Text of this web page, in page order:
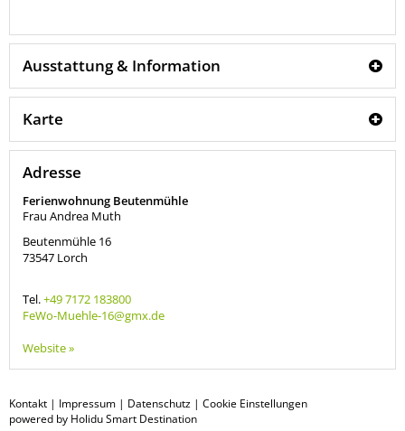
Ausstattung & Information
Karte
Adresse
Ferienwohnung Beutenmühle
Frau Andrea Muth
Beutenmühle 16
73547 Lorch
Tel.+49 7172 183800
FeWo-Muehle-16@gmx.de
Website »
Kontakt | Impressum | Datenschutz | Cookie Einstellungen
powered by Holidu Smart Destination